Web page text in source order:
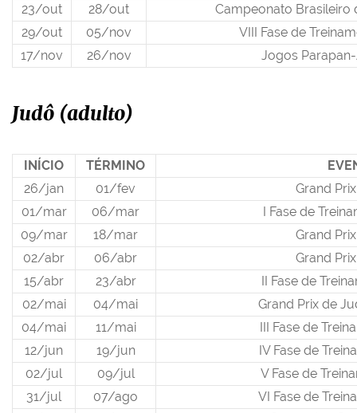
23/out
28/out
Campeonato Brasileiro
29/out
05/nov
VIII Fase de
17/nov
26/nov Jogos
Judô (adulto)
INÍCIO TÉRMINO
26/jan
01/fev
Grand
01/mar
06/mar
I Fase de
09/mar
18/mar
Grand
02/abr
06/abr
Grand
15/abr
23/abr
II Fase de
02/mai
04/mai
Grand Prix de
04/mai
11/mai
III Fase de
12/jun
19/jun
IV Fase de
02/jul
09/jul
V Fase de
31/jul
07/ago
VI Fase de